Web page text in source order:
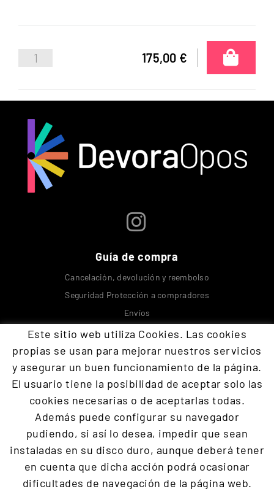
175,00 €
Guía de compra
Cancelación, devolución y reembolso
Seguridad Protección a compradores
Envíos
Contacta con nosotros
+34 609 894 293
devoraopos@gmail.com
Programación Defensa Suposito práctico
Parte teorica
Presencial Packs y ofertas Cursos reconocidos
Educación y blog
Este sitio web utiliza Cookies. Las cookies
propias se usan para mejorar nuestros servicios
y asegurar un buen funcionamiento de la página.
El usuario tiene la posibilidad de aceptar solo las
cookies necesarias o de aceptarlas todas.
Además puede configurar su navegador
pudiendo, si así lo desea, impedir que sean
instaladas en su disco duro, aunque deberá tener
en cuenta que dicha acción podrá ocasionar
dificultades de navegación de la página web.